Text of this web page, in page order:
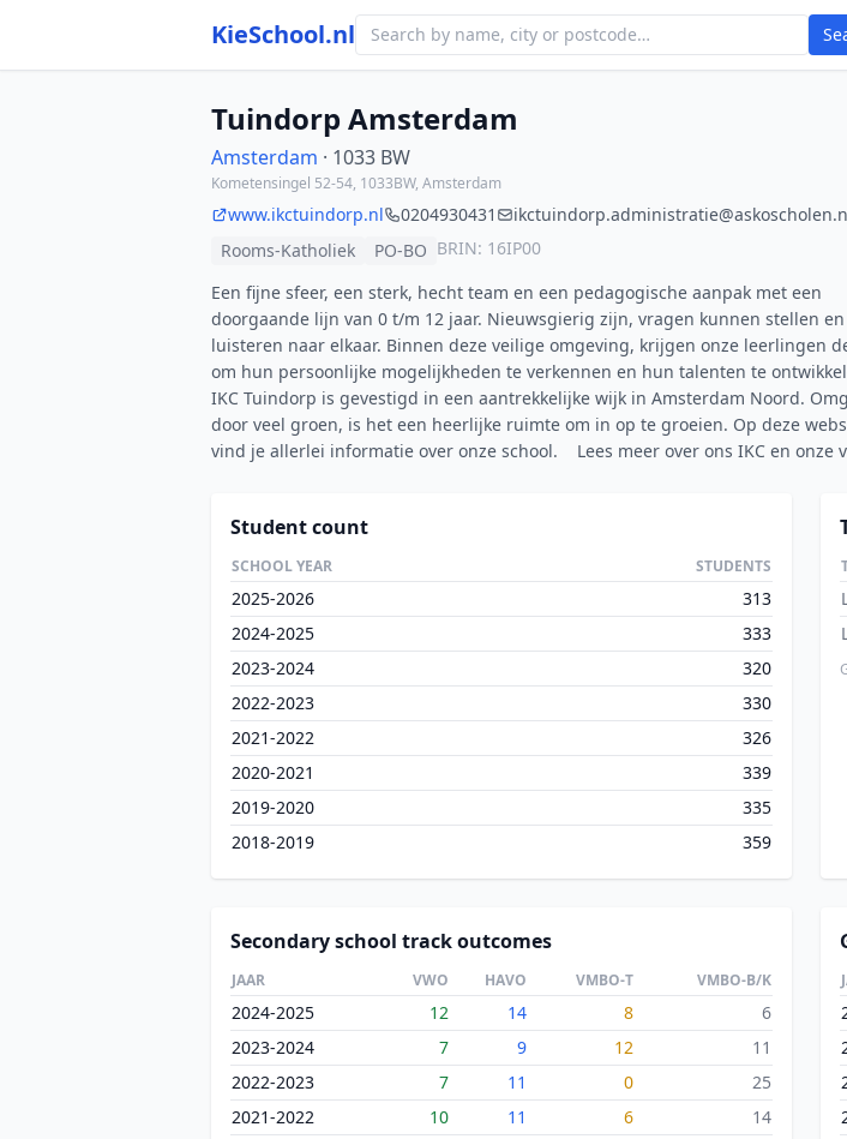
KieSchool.nl
Tuindorp Amsterdam
Amsterdam · 1033 BW
Kometensingel 52-54, 1033BW, Amsterdam
www.ikctuindorp.nl 0204930431
Rooms-Katholiek
PO-BO BRIN: 16IP00
Een fijne sfeer, een sterk, hecht team en een pedagogische aanpak met een
doorgaande lijn van 0 t/m 12 jaar. Nieuwsgierig zijn, vragen kunnen stellen en
luisteren naar elkaar. Binnen deze veilige omgeving, krijgen onze leerlingen
om hun persoonlijke mogelijkheden te verkennen en hun talenten te
IKC Tuindorp is gevestigd in een aantrekkelijke wijk in Amsterdam Noord.
door veel groen, is het een heerlijke ruimte om in op te groeien. Op deze
vind je allerlei informatie over onze school. Lees meer over ons IKC en onze
Student count
SCHOOL YEAR STUDENTS
2025-2026
313
2024-2025
333
2023-2024
320
2022-2023
330
2021-2022
326
2020-2021
339
2019-2020
335
2018-2019
359
Secondary school track outcomes
JAAR VWO HAVO VMBO-T VMBO-B/K
2024-2025 12 14 8
6
2023-2024
7 9 12
11
2022-2023
7 11 0
25
2021-2022
10 11 6
14